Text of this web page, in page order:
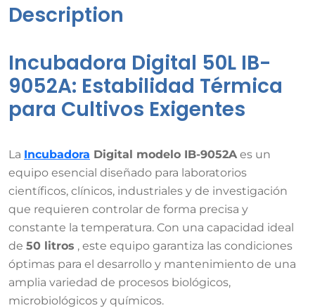
Description
Incubadora Digital 50L IB-
9052A: Estabilidad Térmica
para Cultivos Exigentes
La Incubadora Digital modelo IB-9052Aes un
equipo esencial diseñado para laboratorios
científicos, clínicos, industriales y de investigación
que requieren controlar de forma precisa y
constante la temperatura. Con una capacidad ideal
de 50 litros , este equipo garantiza las condiciones
óptimas para el desarrollo y mantenimiento de una
amplia variedad de procesos biológicos,
microbiológicos y químicos.